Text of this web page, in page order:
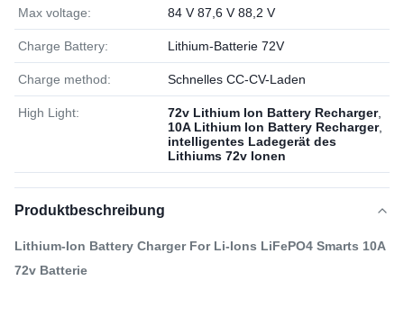
Max voltage: 84 V 87,6 V 88,2 V
Charge Battery: Lithium-Batterie 72V
Charge method: Schnelles CC-CV-Laden
High Light: 72v Lithium Ion Battery Recharger,
10A Lithium Ion Battery Recharger,
intelligentes Ladegerät des
Lithiums 72v Ionen
Produktbeschreibung
Lithium-Ion Battery Charger For Li-Ions LiFePO4 Smarts 10A
72v Batterie